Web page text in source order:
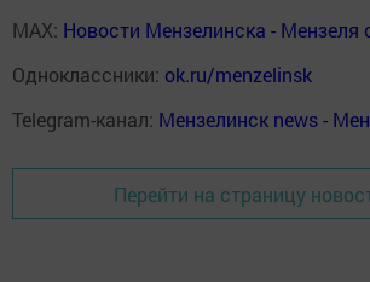
MAX: Новости Мензелинска - Мензеля
Одноклассники: ok.ru/menzelinsk
Telegram-канал: Мензелинск news -
Перейти на страницу